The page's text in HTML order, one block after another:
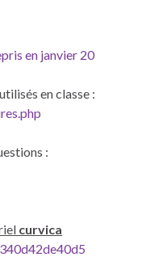
en janvier 20
en classe :
:
curvica